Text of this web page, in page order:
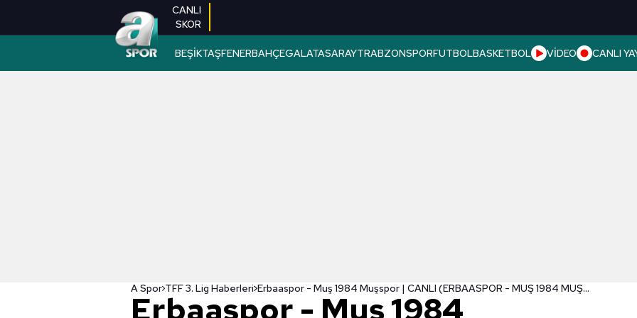
CANLI
SKOR
BEŞİKTAŞFENERBAHÇEGALATASARAYTRABZONSPORFUTBOLBASKETBOL VİDEO CANLI
A Spor TFF 3. Lig Haberleri Erbaaspor - Muş 1984 Muşspor | CANLI (ERBAASPOR - MUŞ 1984 MUŞSPOR | A SPOR CANLI İZLE)
Erbaaspor - Muş 1984